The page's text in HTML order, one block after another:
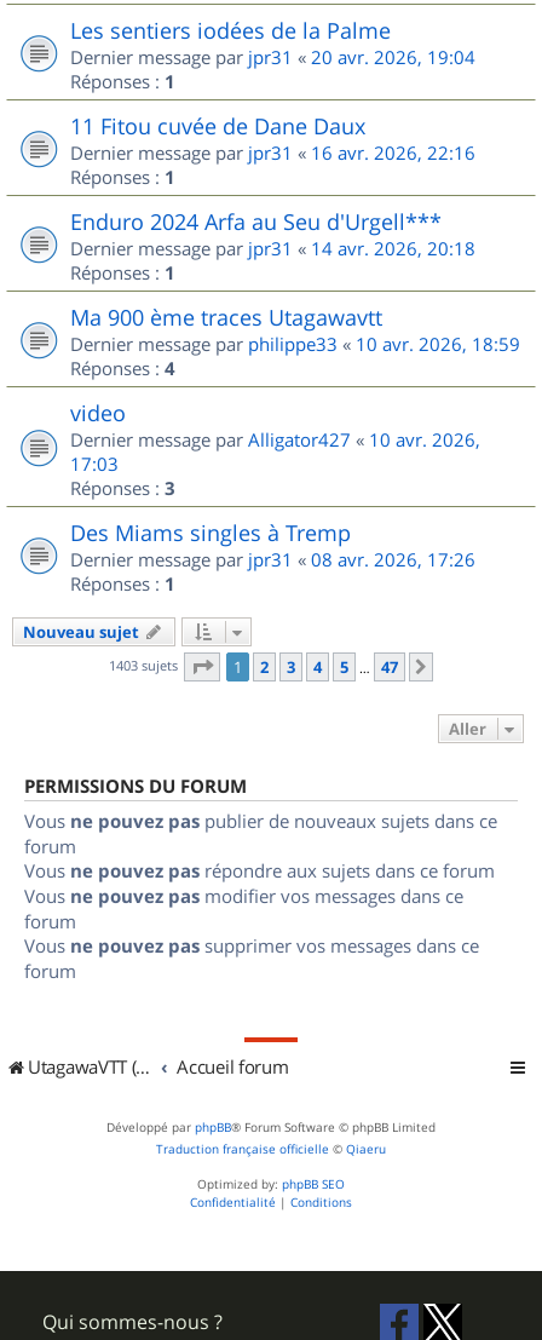
Les sentiers iodées de la Palme
Dernier message par jpr31 « 20 avr. 2026, 19:04
Réponses : 1
11 Fitou cuvée de Dane Daux
Dernier message par jpr31 « 16 avr. 2026, 22:16
Réponses : 1
Enduro 2024 Arfa au Seu d'Urgell***
Dernier message par jpr31 « 14 avr. 2026, 20:18
Réponses : 1
Ma 900 ème traces Utagawavtt
Dernier message par philippe33 « 10 avr. 2026, 18:59
Réponses : 4
video
Dernier message par Alligator427 « 10 avr. 2026,
17:03
Réponses : 3
Des Miams singles à Tremp
Dernier message par jpr31 « 08 avr. 2026, 17:26
Réponses : 1
Nouveau sujet
1403 sujets Page 1sur
1 2 3 4 5 … 47
Aller
PERMISSIONS DU FORUM
Vous ne pouvez pas publier de nouveaux sujets dans ce
forum
Vous ne pouvez pas répondre aux sujets dans ce forum
Vous ne pouvez pas modifier vos messages dans ce
forum
Vous ne pouvez pas supprimer vos messages dans ce
forum
UtagawaVTT (Randos VTT et VTTAE avec traces GPS) Accueil forum
Développé par phpBB® Forum Software © phpBB Limited
Traduction française officielle © Qiaeru
Optimized by: phpBB SEO
Confidentialité | Conditions
Qui sommes-nous ?